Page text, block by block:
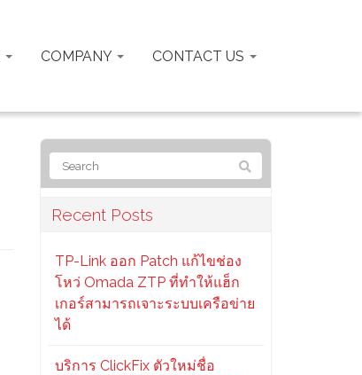
COMPANY CONTACT US
Recent Posts
TP-Link ออก Patch แก้ไขช่อง
โหว่ Omada ZTP ที่ทำให้แฮ็ก
เกอร์สามารถเจาะระบบเครือข่าย
ได้
บริการ ClickFix ตัวใหม่ชื่อ